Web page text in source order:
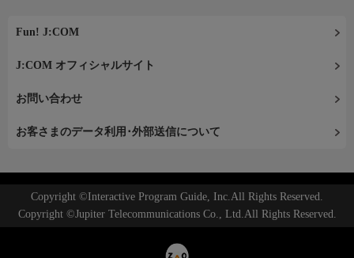
Fun! J:COM
J:COM オフィシャルサイト
お問い合わせ
お客さまのデータ利用･外部送信について
Copyright ©Interactive Program Guide, Inc.All Rights Reserved.
Copyright ©Jupiter Telecommunications Co., Ltd.All Rights Reserved.